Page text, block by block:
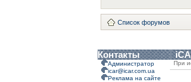
Список форумов
Контакты
Администратор
icar@icar.com.ua
Реклама на сайте
При